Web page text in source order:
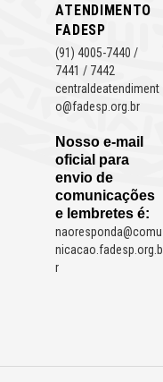
ATENDIMENTO
FADESP
(91) 4005-7440 /
7441 / 7442
centraldeatendiment
o@fadesp.org.br
Nosso e-mail
oficial para
envio de
comunicações
e lembretes é:
naoresponda@comu
nicacao.fadesp.org.b
r